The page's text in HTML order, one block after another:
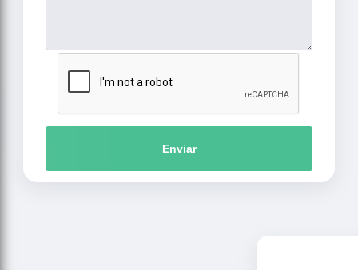
Enviar